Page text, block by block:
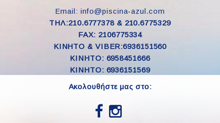
Email: info@piscina-azul.com
ΤΗΛ:210.6777378 & 210.6775329
FAX: 2106775334
ΚΙΝΗΤΟ & VIBER:6936151560
KINHTO: 6958451666
KINHTO: 6936151569
Ακολουθήστε μας στο: